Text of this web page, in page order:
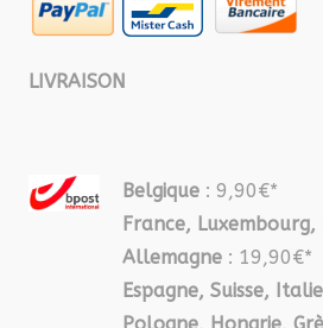
LIVRAISON
Belgique : 9,90€*
France, Luxembourg,
Allemagne : 19,90€*
Espagne, Suisse,